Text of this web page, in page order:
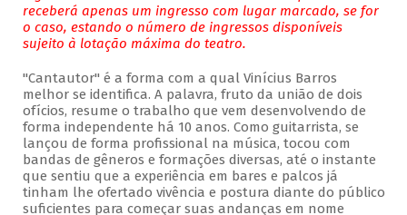
receberá apenas um ingresso com lugar marcado, se for
o caso, estando o número de ingressos disponíveis
sujeito à lotação máxima do teatro.
"Cantautor" é a forma com a qual Vinícius Barros
melhor se identifica. A palavra, fruto da união de dois
ofícios, resume o trabalho que vem desenvolvendo de
forma independente há 10 anos. Como guitarrista, se
lançou de forma profissional na música, tocou com
bandas de gêneros e formações diversas, até o instante
que sentiu que a experiência em bares e palcos já
tinham lhe ofertado vivência e postura diante do público
suficientes para começar suas andanças em nome